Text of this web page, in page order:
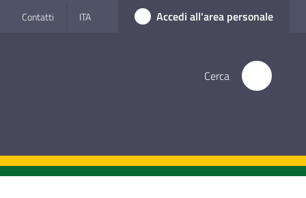
Contatti ITA Accedi all'area personale
Cerca